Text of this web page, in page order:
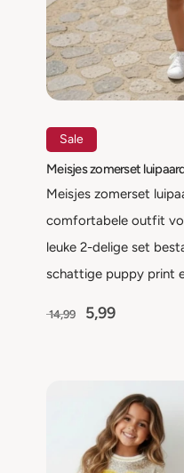
Sale
Meisjes zomerset
Meisjes zomerset
comfortabele outfit
leuke 2-delige set
schattige puppy print
14,99 5,99